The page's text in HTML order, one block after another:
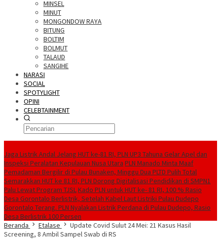
MINSEL
MINUT
MONGONDOW RAYA
BITUNG
BOLTIM
BOLMUT
TALAUD
SANGIHE
NARASI
SOCIAL
SPOTYLIGHT
OPINI
CELEBTAINMENT
Jaga Listrik Andal Jelang HUT ke-81 RI, PLN UP3 Tahuna Gelar Apel dan
Inspeksi Peralatan Kepulauan Nusa Utara PLN Manado Minta Maaf
Pemadaman Bergilir di Pulau Bunaken, Minggu Dua PLTD Pulih Total
Semarakkan HUT ke 81 RI, PLN Dorong Digitalisasi Pendidikan di SMPN1
Palu Lewat Program TJSLKado PLN untuk HUT ke- 81 RI, 100 % Rasio
Desa Gorontalo Berlistrik, Setelah Kabel Laut Listriki Pulau Dudepo
Gorontalo Terang. PLN Nyalakan Listrik Perdana di Pulau Dudepo, Rasio
Desa Berlistrik 100 Persen
Beranda
Etalase
Update Covid Sulut 24 Mei: 21 Kasus Hasil
Screening, 8 Ambil Sampel Swab di RS